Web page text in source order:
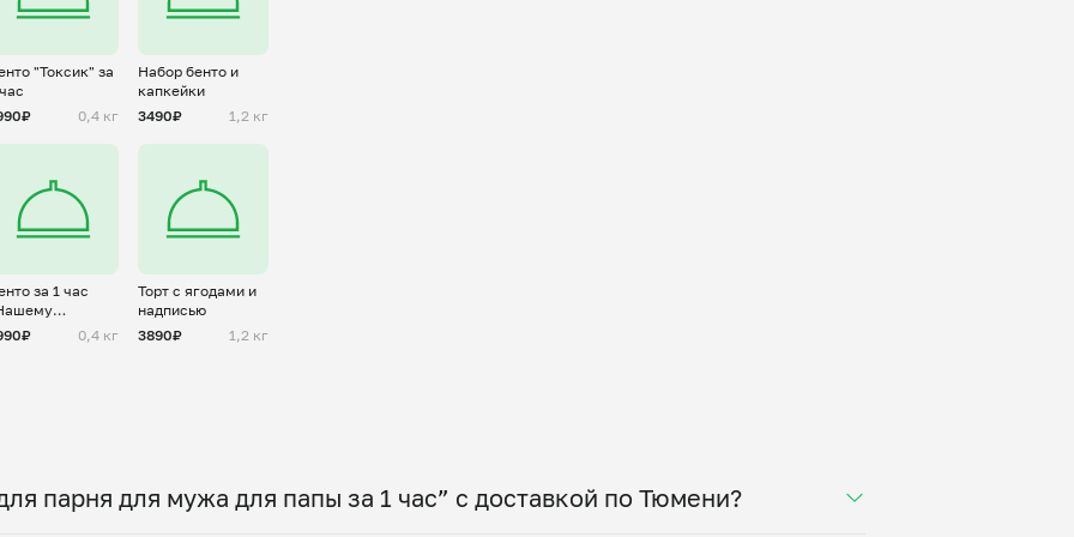
"Токсик" за
0,4 кг
Набор бенто и
капкейки
3490₽
1,2 кг
за 1 час
для
0,4 кг
Торт с ягодами и
надписью
3890₽
1,2 кг
парня для мужа для папы за 1 час” с доставкой по Тюмени?